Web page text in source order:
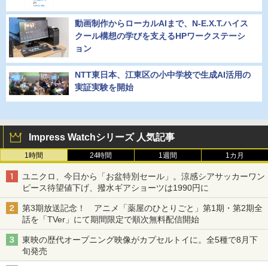
動画制作からローカルAIまで、N-E.X.T.ハイス
クール構想の学びを支えるHPワークステーシ
ョン
NTT東日本、江東区の小中学校で生成AI活用の
実証実験を開始
Impress Watchシリーズ 人気記事
1時間 24時間 1週間 1カ月
ユニクロ、今日から「お盆特別セール」。涼感シアサッカーワン
ピース待望値下げ、撥水ギアショーツは1990円に
第3期放送記念！ アニメ「薬屋のひとりごと」第1期・第2期全
話を「TVer」にて期間限定で順次無料配信開始
東映の歴代オープニング映像がカプセルトイに。全5種で8月下
旬発売